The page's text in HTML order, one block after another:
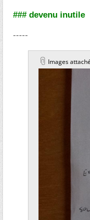
### devenu inutile
-----
Images